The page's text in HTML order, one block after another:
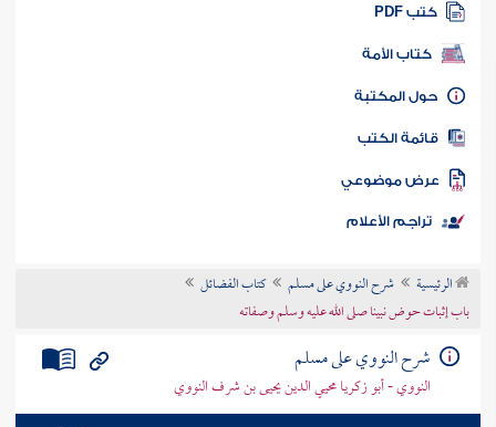
كتب PDF
كتاب الأمة
المكتبة
الكتب
موضوعي
تراجم الأعلام
الرئيسية شرح النووي على مسلم
كتاب الفضائل
باب إثبات حوض نبينا صلى الله عليه وسلم وصفاته
شرح النووي على مسلم
النووي - أبو زكريا محيي الدين يحيى بن شرف النووي